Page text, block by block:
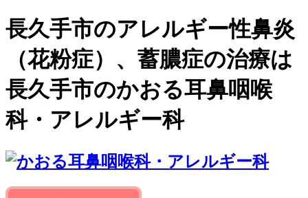
長久手市のアレルギー性鼻炎
（花粉症）、蓄膿症の治療は
長久手市のかおる耳鼻咽喉
科・アレルギー科